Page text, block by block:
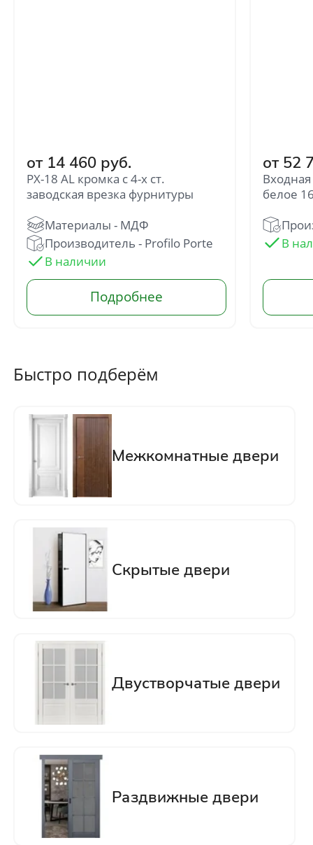
от 14 460 руб.
PX-18 AL кромка с 4-х ст.
заводская врезка фурнитуры
Производитель - Profilo Porte
от 52
белое
Быстро подберём